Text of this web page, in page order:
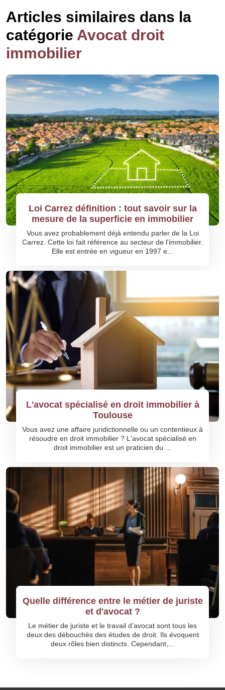
Articles similaires dans la
catégorie Avocat droit
immobilier
Loi Carrez définition : tout savoir sur la
mesure de la superficie en immobilier
Vous avez probablement déjà entendu parler de la Loi
Carrez. Cette loi fait référence au secteur de l'immobilier.
Elle est entrée en vigueur en 1997 e...
L'avocat spécialisé en droit immobilier à
Toulouse
Vous avez une affaire juridictionnelle ou un contentieux à
résoudre en droit immobilier ? L'avocat spécialisé en
droit immobilier est un praticien du ...
Quelle différence entre le métier de juriste
et d'avocat ?
Le métier de juriste et le travail d’avocat sont tous les
deux des débouchés des études de droit. Ils évoquent
deux rôles bien distincts. Cependant,...